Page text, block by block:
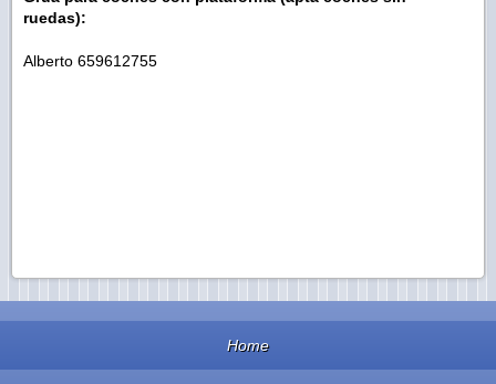
ruedas):
Alberto 659612755
Home